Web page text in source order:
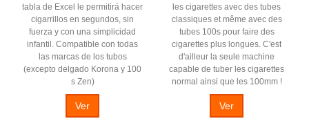
tabla de Excel le permitirá hacer
cigarrillos en segundos, sin
fuerza y con una simplicidad
infantil. Compatible con todas
las marcas de los tubos
(excepto delgado Korona y 100
s Zen)
Ver
les cigarettes avec des tubes
classiques et même avec des
tubes 100s pour faire des
cigarettes plus longues. C'est
d'ailleur la seule machine
capable de tuber les cigarettes
normal ainsi que les 100mm !
Ver